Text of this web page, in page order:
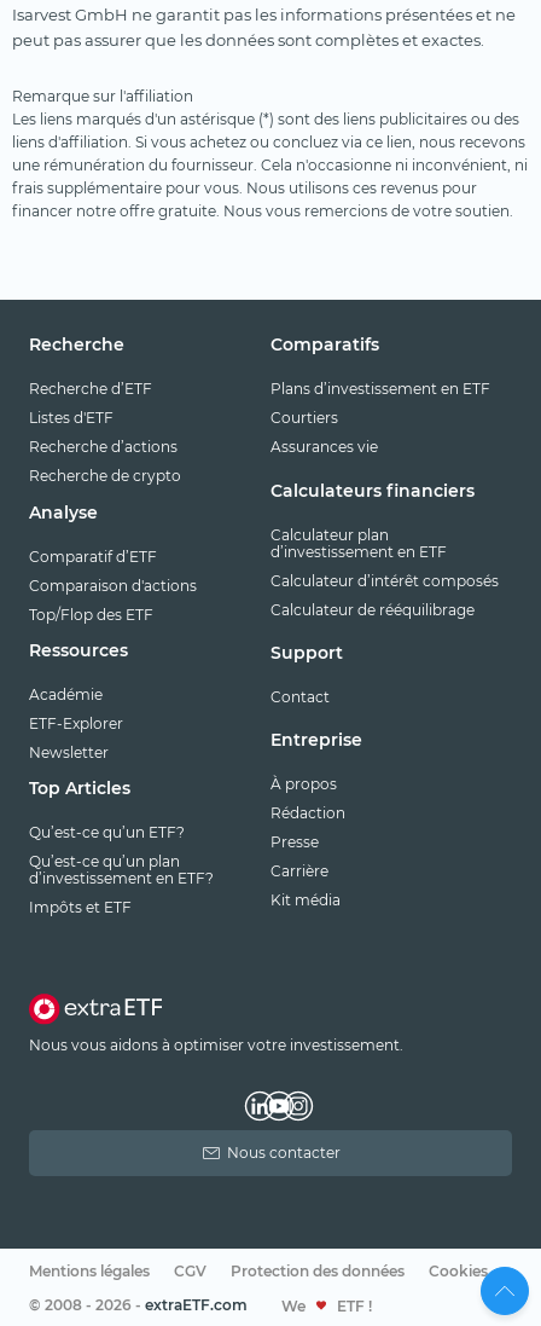
Isarvest GmbH ne garantit pas les informations présentées et ne
peut pas assurer que les données sont complètes et exactes.
Remarque sur l'affiliation
Les liens marqués d'un astérisque (*) sont des liens publicitaires ou des
liens d'affiliation. Si vous achetez ou concluez via ce lien, nous recevons
une rémunération du fournisseur. Cela n'occasionne ni inconvénient, ni
frais supplémentaire pour vous. Nous utilisons ces revenus pour
financer notre offre gratuite. Nous vous remercions de votre soutien.
Recherche
Recherche d’ETF
Listes d'ETF
Recherche d’actions
Recherche de crypto
Analyse
Comparatif d’ETF
Comparaison d'actions
Top/Flop des ETF
Ressources
Académie
ETF-Explorer
Newsletter
Top Articles
Qu’est-ce qu’un ETF?
Qu’est-ce qu’un plan
d’investissement en ETF?
Impôts et ETF
Comparatifs
Plans d’investissement en ETF
Courtiers
Assurances vie
Calculateurs financiers
Calculateur plan
d’investissement en ETF
Calculateur d’intérêt composés
Calculateur de rééquilibrage
Support
Contact
Entreprise
À propos
Rédaction
Presse
Carrière
Kit média
Nous vous aidons à optimiser votre investissement.
Nous contacter
Mentions légales CGV Protection des données
Cookies
© 2008 - 2026 - extraETF.com We ETF !